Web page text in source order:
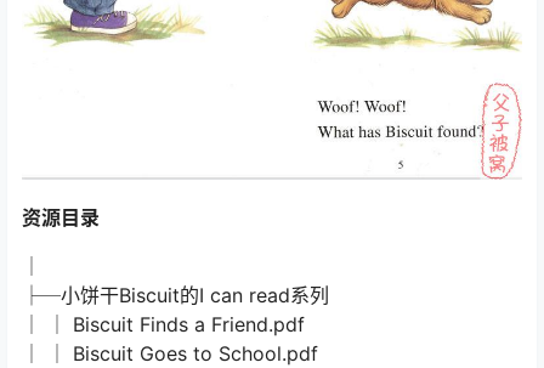
资源目录
├─小饼干Biscuit的I can read系列
│ │ Biscuit Finds a Friend.pdf
│ │ Biscuit Goes to School.pdf